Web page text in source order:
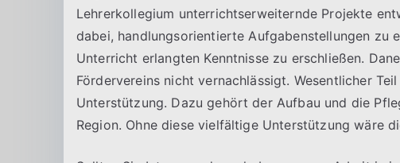
Lehrerkollegium unterrichtserweiternde Projekte
dabei, handlungsorientierte Aufgabenstellungen zu
Unterricht erlangten Kenntnisse zu erschließen.
Fördervereins nicht vernachlässigt. Wesentlicher
Unterstützung. Dazu gehört der Aufbau und die
Region. Ohne diese vielfältige Unterstützung wäre